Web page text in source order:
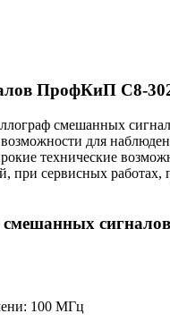
ПрофКиП С8-
смешанных
для
технические
сервисных работах,
смешанных
100 МГц